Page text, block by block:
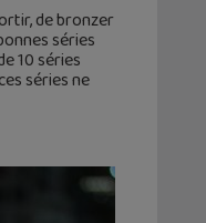
de bronzer
séries
10 séries
séries ne